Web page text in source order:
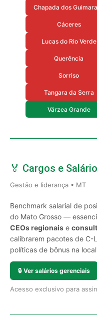
Chapada dos
Cáceres
Lucas do Rio Verde
Querência
Sorriso
Tangara da Serra
Várzea Grande
🏅 Cargos e
Gestão e liderança • MT
Benchmark salarial de
do Mato Grosso —
CEOs regionais e
calibrarem pacotes de C-
políticas de bônus na
🔒 Ver salários gerenciais
Acesso exclusivo para